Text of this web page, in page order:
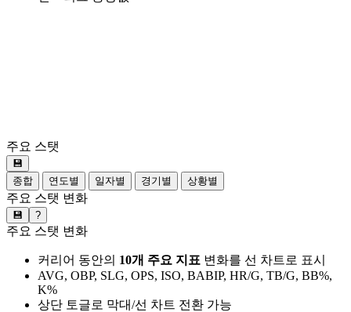
주요 스탯
💾
종합
연도별 일자별 경기별 상황별
주요 스탯 변화
💾 ?
주요 스탯 변화
커리어 동안의 10개 주요 지표 변화를 선 차트로 표시
AVG, OBP, SLG, OPS, ISO, BABIP, HR/G, TB/G, BB%,
K%
상단 토글로 막대/선 차트 전환 가능